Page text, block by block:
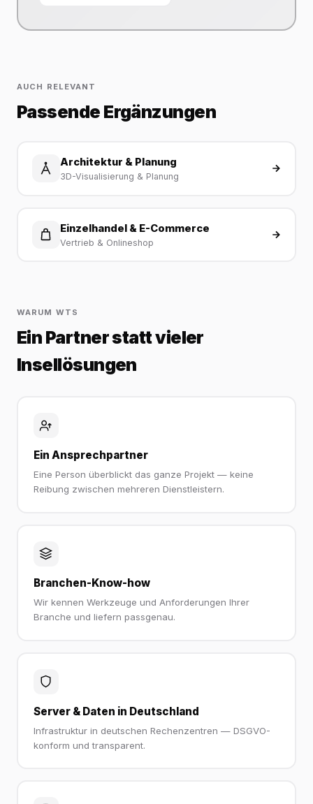
AUCH RELEVANT
Passende Ergänzungen
Architektur & Planung
3D-Visualisierung & Planung
Einzelhandel & E-Commerce
Vertrieb & Onlineshop
WARUM WTS
Ein Partner statt vieler
Insellösungen
Ein Ansprechpartner
Eine Person überblickt das ganze Projekt — keine
Reibung zwischen mehreren Dienstleistern.
Branchen-Know-how
Wir kennen Werkzeuge und Anforderungen Ihrer
Branche und liefern passgenau.
Server & Daten in Deutschland
Infrastruktur in deutschen Rechenzentren — DSGVO-
konform und transparent.